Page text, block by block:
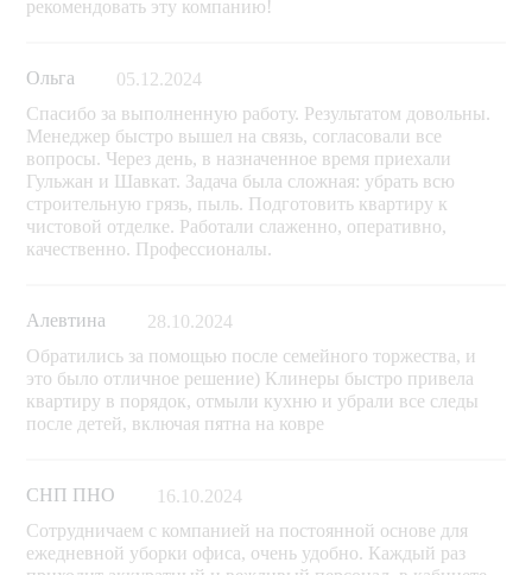
рекомендовать эту компанию!
Ольга
05.12.2024
Спасибо за выполненную работу. Результатом довольны.
Менеджер быстро вышел на связь, согласовали все
вопросы. Через день, в назначенное время приехали
Гульжан и Шавкат. Задача была сложная: убрать всю
строительную грязь, пыль. Подготовить квартиру к
чистовой отделке. Работали слаженно, оперативно,
качественно. Профессионалы.
Алевтина
28.10.2024
Обратились за помощью после семейного торжества, и
это было отличное решение) Клинеры быстро привела
квартиру в порядок, отмыли кухню и убрали все следы
после детей, включая пятна на ковре
СНП ПНО
16.10.2024
Сотрудничаем с компанией на постоянной основе для
ежедневной уборки офиса, очень удобно. Каждый раз